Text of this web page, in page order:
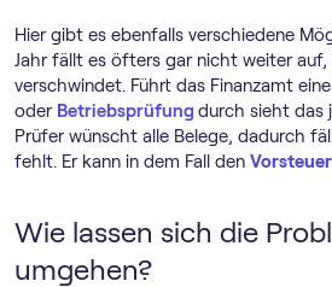
Hier gibt es ebenfalls verschiedene
Jahr fällt es öfters gar nicht weiter auf,
verschwindet. Führt das Finanzamt eine
oder Betriebsprüfungdurch sieht das
Prüfer wünscht alle Belege, dadurch
fehlt. Er kann in dem Fall den
Wie lassen sich die
umgehen?